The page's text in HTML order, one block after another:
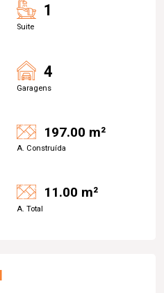
1
Suite
4
Garagens
197.00 m²
A. Construída
11.00 m²
A. Total